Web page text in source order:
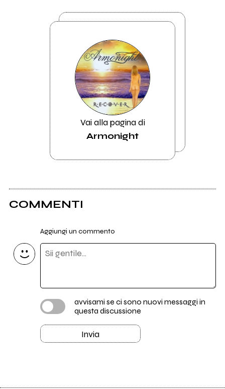
Vai alla pagina di
Armonight
COMMENTI
Aggiungi un commento
avvisami se ci sono nuovi messaggi in
questa discussione
Invia